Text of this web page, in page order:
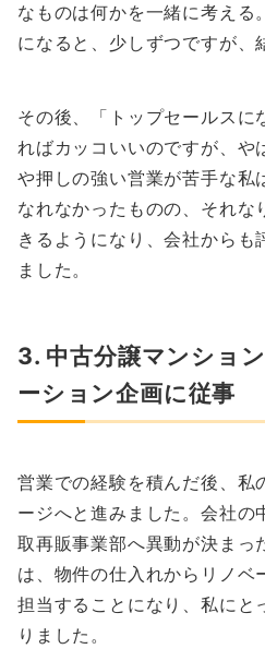
なものは何かを一緒に考える
になると、少しずつですが、
その後、「トップセールスに
ればカッコいいのですが、や
や押しの強い営業が苦手な私
なれなかったものの、それな
きるようになり、会社からも
ました。
3. 中古分譲マンショ
ーション企画に従事
営業での経験を積んだ後、私
ージへと進みました。会社の
取再販事業部へ異動が決まっ
は、物件の仕入れからリノベ
担当することになり、私にと
りました。